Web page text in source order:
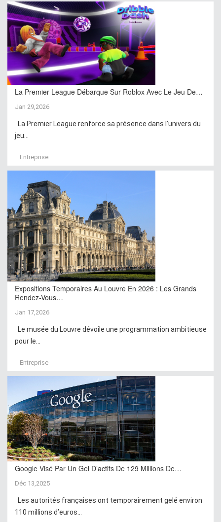
La Premier League Débarque Sur Roblox Avec Le Jeu De…
Jan 29,2026
La Premier League renforce sa présence dans l’univers du
jeu...
Entreprise
Expositions Temporaires Au Louvre En 2026 : Les Grands
Rendez-Vous…
Jan 17,2026
Le musée du Louvre dévoile une programmation ambitieuse
pour le...
Entreprise
Google Visé Par Un Gel D’actifs De 129 Millions De…
Déc 13,2025
Les autorités françaises ont temporairement gelé environ
110 millions d’euros...